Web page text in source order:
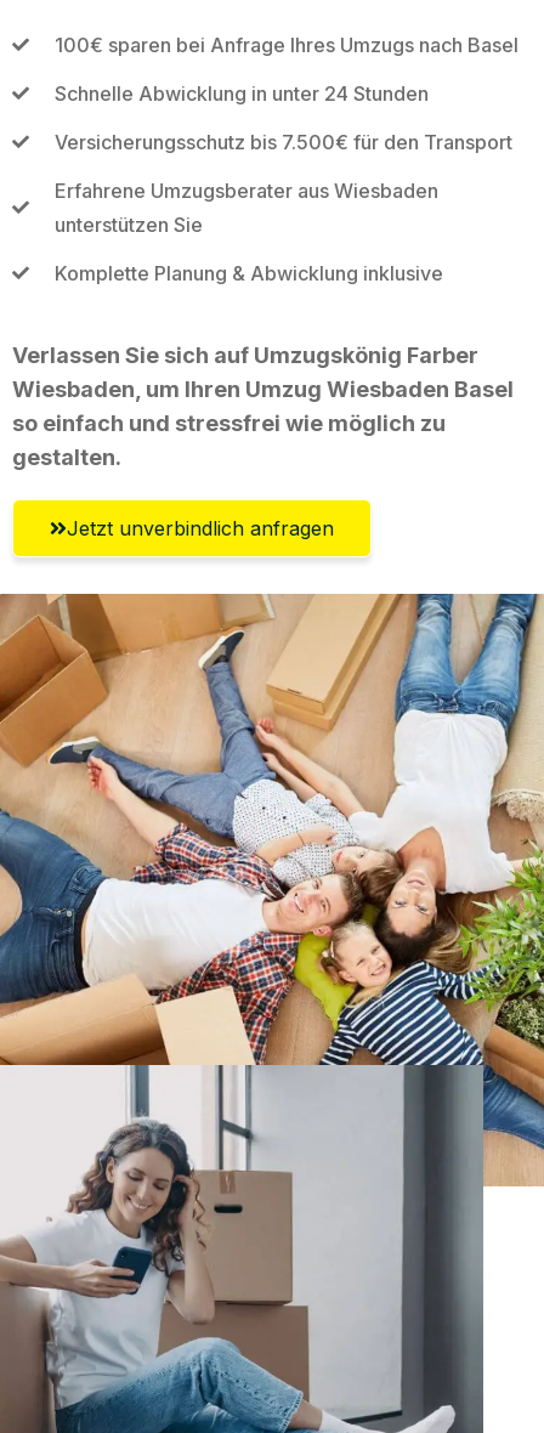
100€ sparen bei Anfrage Ihres Umzugs nach Basel
Schnelle Abwicklung in unter 24 Stunden
Versicherungsschutz bis 7.500€ für den Transport
Erfahrene Umzugsberater aus Wiesbaden
unterstützen Sie
Komplette Planung & Abwicklung inklusive
Verlassen Sie sich auf Umzugskönig Farber
Wiesbaden, um Ihren Umzug Wiesbaden Basel
so einfach und stressfrei wie möglich zu
gestalten.
Jetzt unverbindlich anfragen